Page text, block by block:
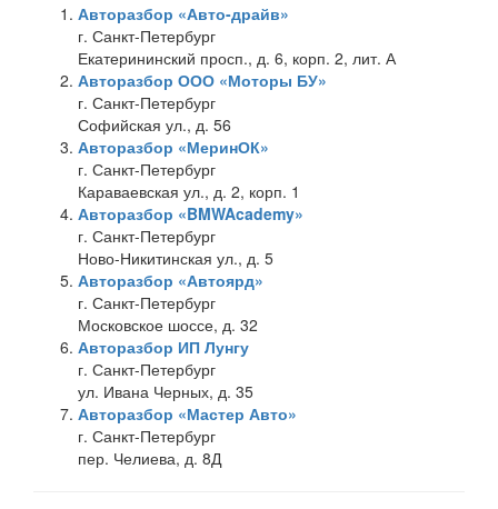
Авторазбор «Авто-драйв»
г. Санкт-Петербург
Екатерининский просп., д. 6, корп. 2, лит. А
Авторазбор ООО «Моторы БУ»
г. Санкт-Петербург
Софийская ул., д. 56
Авторазбор «МеринОК»
г. Санкт-Петербург
Караваевская ул., д. 2, корп. 1
Авторазбор «BMWAcademy»
г. Санкт-Петербург
Ново-Никитинская ул., д. 5
Авторазбор «Автоярд»
г. Санкт-Петербург
Московское шоссе, д. 32
Авторазбор ИП Лунгу
г. Санкт-Петербург
ул. Ивана Черных, д. 35
Авторазбор «Мастер Авто»
г. Санкт-Петербург
пер. Челиева, д. 8Д